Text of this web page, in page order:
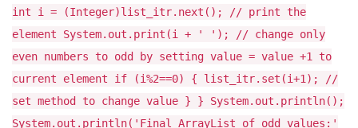
int i = (Integer)list_itr.next(); // print the
element System.out.print(i + ' '); // change only
even numbers to odd by setting value = value +1 to
current element if (i%2==0) { list_itr.set(i+1); //
set method to change value } } System.out.println();
System.out.println('Final ArrayList of odd values:'